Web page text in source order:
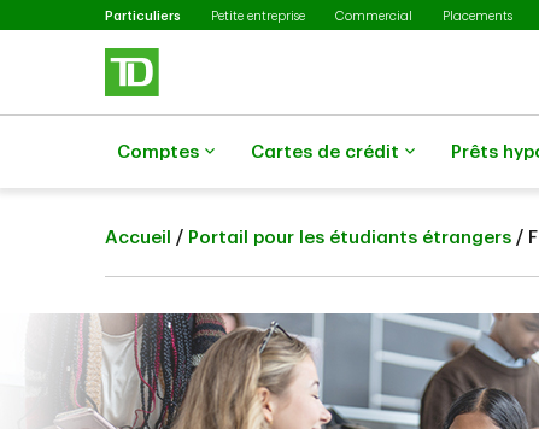
Passer au contenu principal
Particuliers Sélectionné
Petite entreprise Commercial Placements
Comptes Cartes de crédit Prêts
Accueil / Portail pour les étudiants étrangers /